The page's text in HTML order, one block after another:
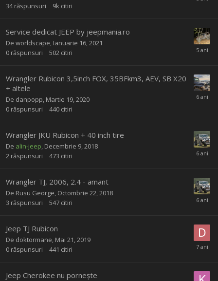
34 răspunsuri 9k citiri
Service dedicat JEEP by jeepmania.ro
De worldscape Ianuarie 16, 2021
0 răspunsuri 502 citiri
Wrangler Rubicon 3,5inch FOX, 35BFkm3, AEV, SB X20
+ altele
De danpopp Martie 19, 2020
0 răspunsuri 440 citiri
Wrangler JKU Rubicon + 40 inch tire
De alin-jeep Decembrie 9, 2018
2 răspunsuri 473 citiri
Wrangler TJ, 2006, 2.4 - amant
De Rusu George Octombrie 22, 2018
3 răspunsuri 547 citiri
Jeep TJ Rubicon
De doktormane Mai 21, 2019
0 răspunsuri 441 citiri
Jeep Cherokee nu pornește